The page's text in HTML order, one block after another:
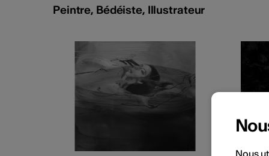
Peintre, Bédéiste, Illustrateur
Nous